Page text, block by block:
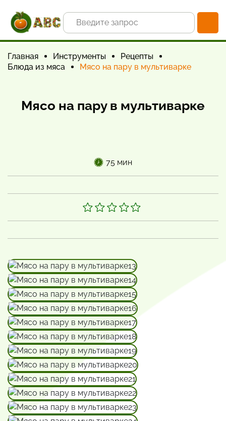
Главная Инструменты
Рецепты
Блюда из мяса
Мясо на пару в мультиварке
Мясо на пару в мультиварке
75 мин